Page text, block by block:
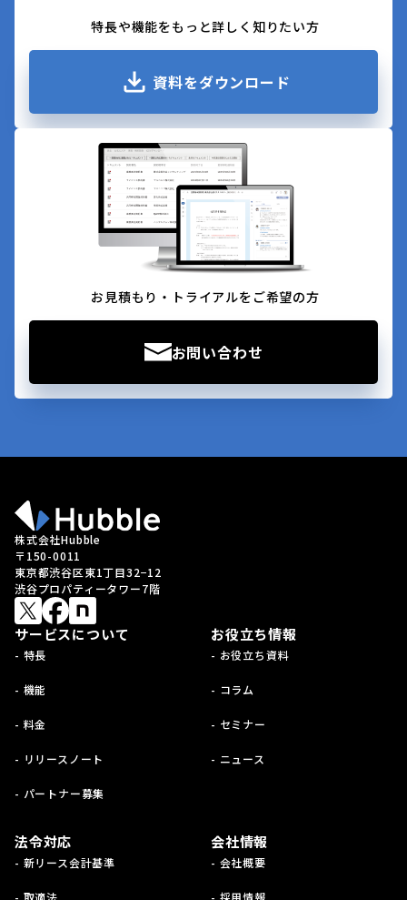
特長や機能をもっと詳しく知りたい方
資料をダウンロード
お見積もり・トライアルをご希望の方
お問い合わせ
株式会社Hubble
〒150-0011
東京都渋谷区東1丁目32−12
渋谷プロパティータワー7階
サービスについて
- 特長
- 機能
- 料金
- リリースノート
- パートナー募集
お役立ち情報
- お役立ち資料
- コラム
- セミナー
- ニュース
法令対応
- 新リース会計基準
会社情報
- 会社概要